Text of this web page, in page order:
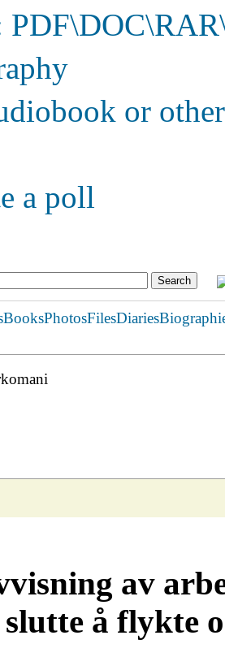
or
a poll
BooksPhotosFilesDiaries
av
å flykte